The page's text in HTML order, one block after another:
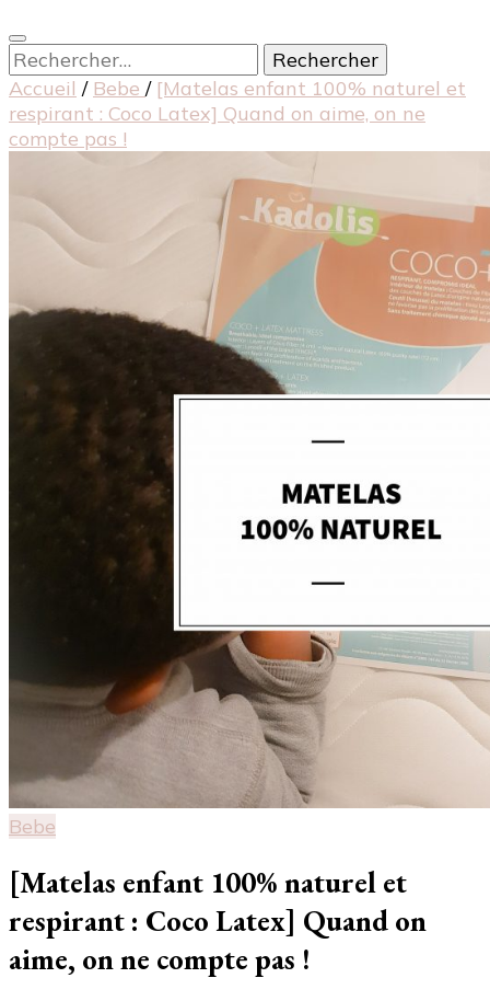
Rechercher :
Accueil / Bebe / [Matelas enfant 100% naturel et
respirant : Coco Latex] Quand on aime, on ne
compte pas !
Bebe
[Matelas enfant 100% naturel et
respirant : Coco Latex] Quand on
aime, on ne compte pas !